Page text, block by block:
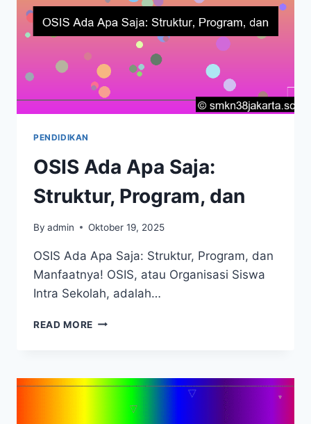
PENDIDIKAN
OSIS Ada Apa Saja:
Struktur, Program, dan
By admin Oktober 19, 2025
OSIS Ada Apa Saja: Struktur, Program, dan
Manfaatnya! OSIS, atau Organisasi Siswa
Intra Sekolah, adalah…
READ MORE OSIS
STRUKTUR,